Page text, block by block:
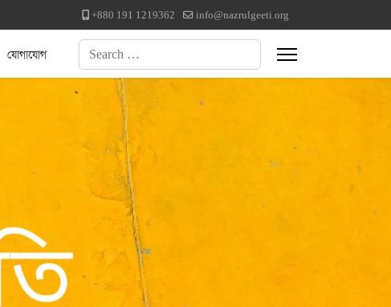
+880 191 1219362 info@nazrulgeeti.org
যোগাযোগ Search